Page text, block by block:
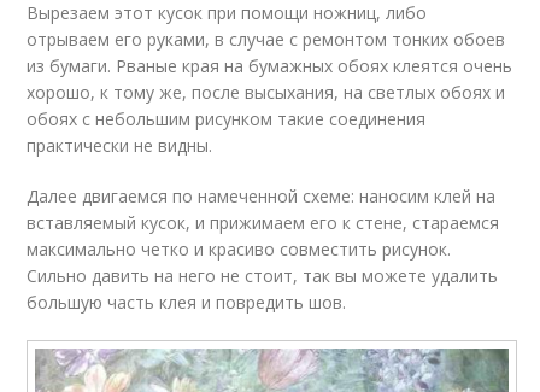
Вырезаем этот кусок при помощи ножниц, либо
отрываем его руками, в случае с ремонтом тонких обоев
из бумаги. Рваные края на бумажных обоях клеятся очень
хорошо, к тому же, после высыхания, на светлых обоях и
обоях с небольшим рисунком такие соединения
практически не видны.
Далее двигаемся по намеченной схеме: наносим клей на
вставляемый кусок, и прижимаем его к стене, стараемся
максимально четко и красиво совместить рисунок.
Сильно давить на него не стоит, так вы можете удалить
большую часть клея и повредить шов.